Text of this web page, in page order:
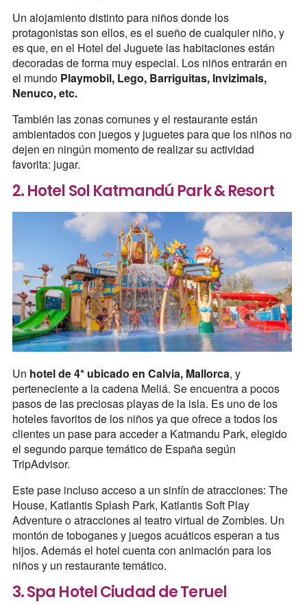
Un alojamiento distinto para niños donde los
protagonistas son ellos, es el sueño de cualquier niño, y
es que, en el Hotel del Juguete las habitaciones están
decoradas de forma muy especial. Los niños entrarán en
el mundo Playmobil, Lego, Barriguitas, Invizimals,
Nenuco, etc.
También las zonas comunes y el restaurante están
ambientados con juegos y juguetes para que los niños no
dejen en ningún momento de realizar su actividad
favorita: jugar.
2. Hotel Sol Katmandú Park & Resort
Un hotel de 4* ubicado en Calvia, Mallorca, y
perteneciente a la cadena Meliá. Se encuentra a pocos
pasos de las preciosas playas de la isla. Es uno de los
hoteles favoritos de los niños ya que ofrece a todos los
clientes un pase para acceder a Katmandu Park, elegido
el segundo parque temático de España según
TripAdvisor.
Este pase incluso acceso a un sinfín de atracciones: The
House, Katlantis Splash Park, Katlantis Soft Play
Adventure o atracciones al teatro virtual de Zombies. Un
montón de toboganes y juegos acuáticos esperan a tus
hijos. Además el hotel cuenta con animación para los
niños y un restaurante temático.
3. Spa Hotel Ciudad de Teruel